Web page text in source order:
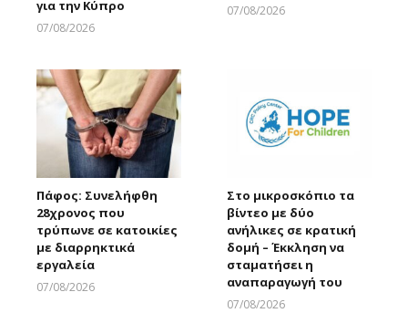
για την Κύπρο
07/08/2026
07/08/2026
Πάφος: Συνελήφθη
28χρονος που
τρύπωνε σε κατοικίες
με διαρρηκτικά
εργαλεία
07/08/2026
Στο μικροσκόπιο τα
βίντεο με δύο
ανήλικες σε κρατική
δομή – Έκκληση να
σταματήσει η
αναπαραγωγή του
07/08/2026